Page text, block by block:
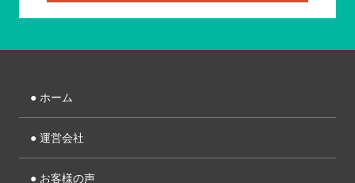
● ホーム
● 運営会社
● お客様の声